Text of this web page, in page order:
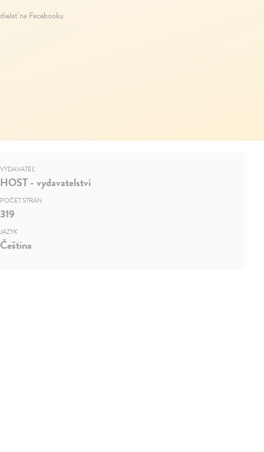
na Facebooku
VYDAVATEĽ
HOST - vydavatelství
POČET STRÁN
319
JAZYK
Čeština